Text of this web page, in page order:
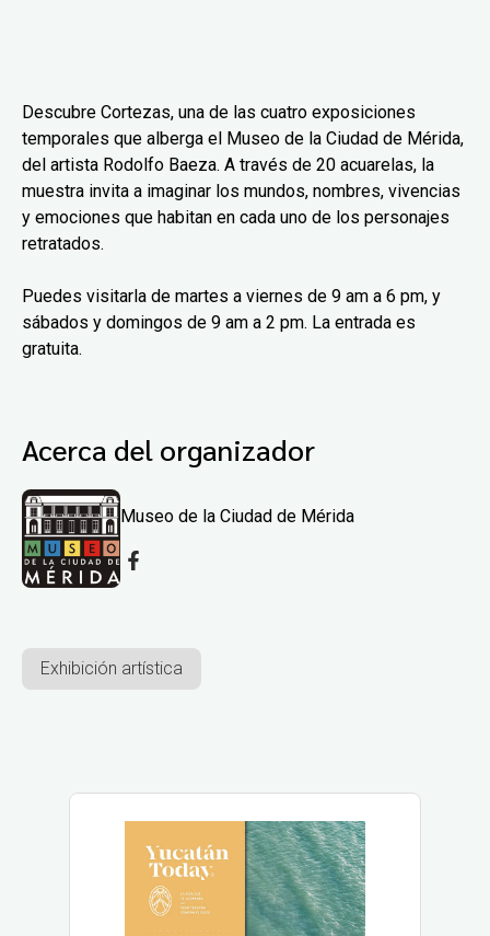
Descubre Cortezas, una de las cuatro exposiciones
temporales que alberga el Museo de la Ciudad de Mérida,
del artista Rodolfo Baeza. A través de 20 acuarelas, la
muestra invita a imaginar los mundos, nombres, vivencias
y emociones que habitan en cada uno de los personajes
retratados.
Puedes visitarla de martes a viernes de 9 am a 6 pm, y
sábados y domingos de 9 am a 2 pm. La entrada es
gratuita.
Acerca del organizador
Museo de la Ciudad de Mérida
Exhibición artística